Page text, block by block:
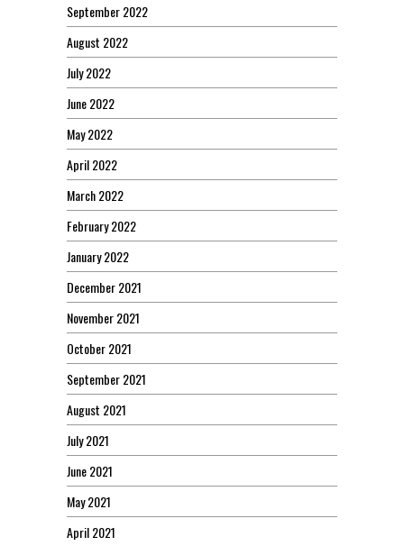
September 2022
August 2022
July 2022
June 2022
May 2022
April 2022
March 2022
February 2022
January 2022
December 2021
November 2021
October 2021
September 2021
August 2021
July 2021
June 2021
May 2021
April 2021